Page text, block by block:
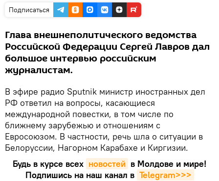
Подписаться
Глава внешнеполитического ведомства
Российской Федерации Сергей Лавров дал
большое интервью российским
журналистам.
В эфире радио Sputnik министр иностранных дел
РФ ответил на вопросы, касающиеся
международной повестки, в том числе по
ближнему зарубежью и отношениям с
Евросоюзом. В частности, речь шла о ситуации в
Белоруссии, Нагорном Карабахе и Киргизии.
Будь в курсе всех новостей в Молдове и мире!
Подпишись на наш канал в Telegram>>>